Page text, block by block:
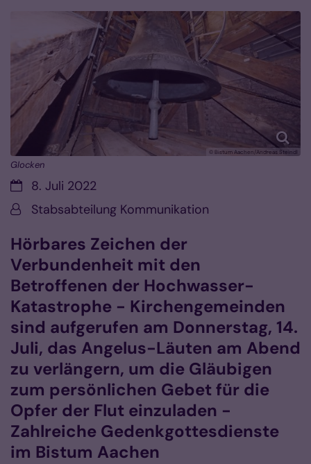
© Bistum Aachen/Andreas Steindl
Glocken
Datum:8. Juli 2022
Von:Stabsabteilung Kommunikation
Hörbares Zeichen der
Verbundenheit mit den
Betroffenen der Hochwasser-
Katastrophe - Kirchengemeinden
sind aufgerufen am Donnerstag, 14.
Juli, das Angelus-Läuten am Abend
zu verlängern, um die Gläubigen
zum persönlichen Gebet für die
Opfer der Flut einzuladen -
Zahlreiche Gedenkgottesdienste
im Bistum Aachen